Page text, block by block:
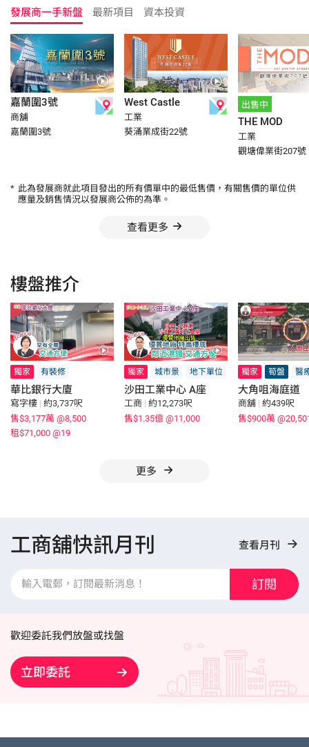
發展商一手新盤 最新項目 資本投資
嘉蘭圍3號
商舖
嘉蘭圍3號
West Castle
工業
葵涌業成街22號
出售中
THE MOD
工業
觀塘偉業街207號
* 此為發展商就此項目發出的所有價單中的最低售價，有關售價的單位供
應量及銷售情況以發展商公佈的為準。
查看更多
樓盤推介
獨家 有裝修
華比銀行大廈
寫字樓 | 約3,737呎
售$3,177萬 @8,500
租$71,000 @19
獨家 城市景 地下單位
沙田工業中心 A座
工商 | 約12,273呎
售$1.35億 @11,000
獨家 筍盤 醫
大角咀海庭道
商舖 | 約439呎
售$900萬
更多
工商舖快訊月刊 查看月刊
訂閱
歡迎委託我們放盤或找盤
立即委託